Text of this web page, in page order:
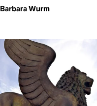
Barbara Wurm